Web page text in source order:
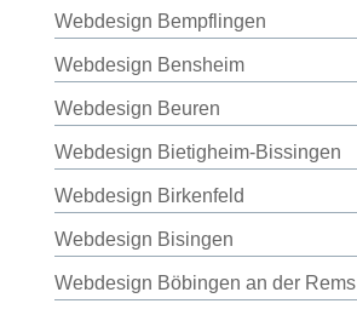
Webdesign Bempflingen
Webdesign Bensheim
Webdesign Beuren
Webdesign Bietigheim-Bissingen
Webdesign Birkenfeld
Webdesign Bisingen
Webdesign Böbingen an der Rems